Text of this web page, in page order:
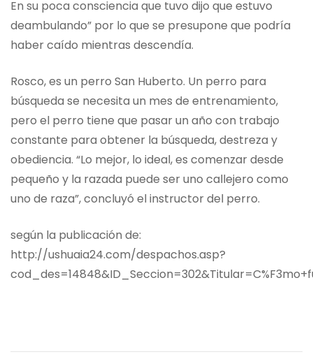
En su poca consciencia que tuvo dijo que estuvo
deambulando” por lo que se presupone que podría
haber caído mientras descendía.
Rosco, es un perro San Huberto. Un perro para
búsqueda se necesita un mes de entrenamiento,
pero el perro tiene que pasar un año con trabajo
constante para obtener la búsqueda, destreza y
obediencia. “Lo mejor, lo ideal, es comenzar desde
pequeño y la razada puede ser uno callejero como
uno de raza”, concluyó el instructor del perro.
según la publicación de:
http://ushuaia24.com/despachos.asp?